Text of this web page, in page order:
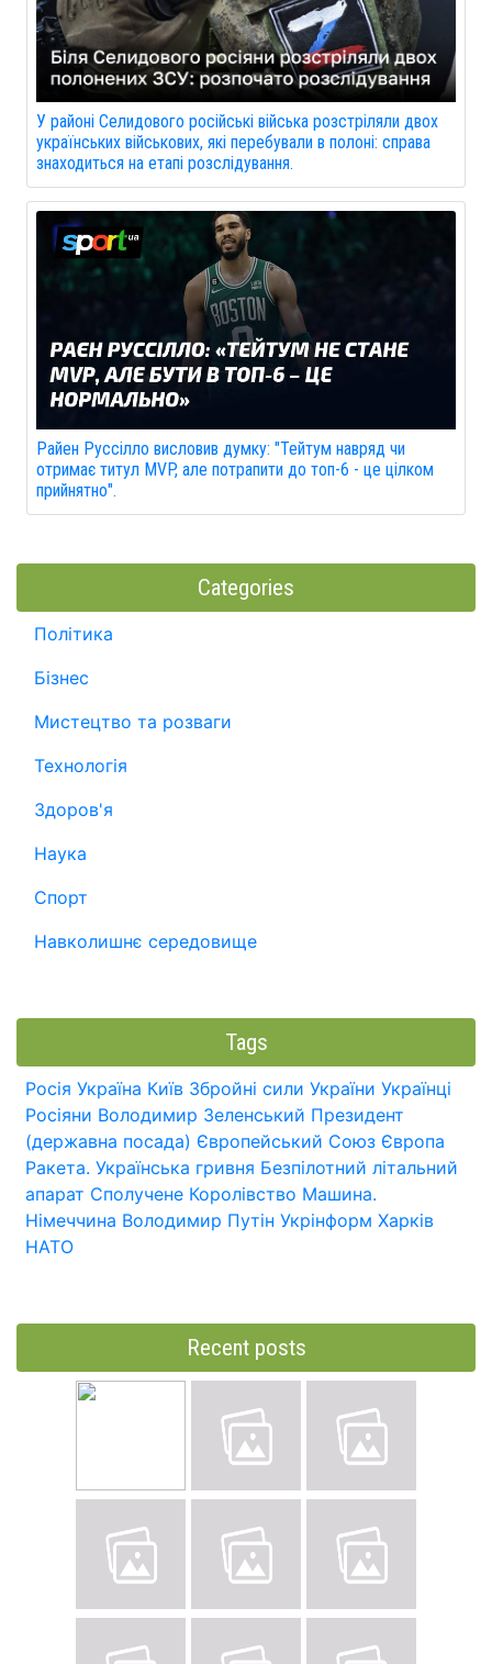
У районі Селидового російські війська розстріляли двох
українських військових, які перебували в полоні: справа
знаходиться на етапі розслідування.
Райен Руссілло висловив думку: "Тейтум навряд чи
отримає титул MVP, але потрапити до топ-6 - це цілком
прийнятно".
Categories
Політика
Бізнес
Мистецтво та розваги
Технологія
Здоров'я
Наука
Спорт
Навколишнє середовище
Tags
Росія Україна Київ Збройні сили України Українці
Росіяни Володимир Зеленський Президент
(державна посада) Європейський Союз Європа
Ракета. Українська гривня Безпілотний літальний
апарат Сполучене Королівство Машина.
Німеччина Володимир Путін Укрінформ Харків
НАТО
Recent posts